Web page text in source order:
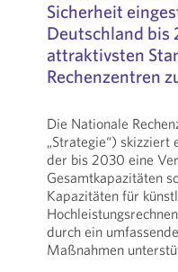
Sicherheit
Deutschland bis
attraktivsten
Rechenzentren
Die Nationale
„Strategie“) skizziert
der bis 2030 eine
Gesamtkapazitäten
Kapazitäten für
durch ein
Maßnahmen